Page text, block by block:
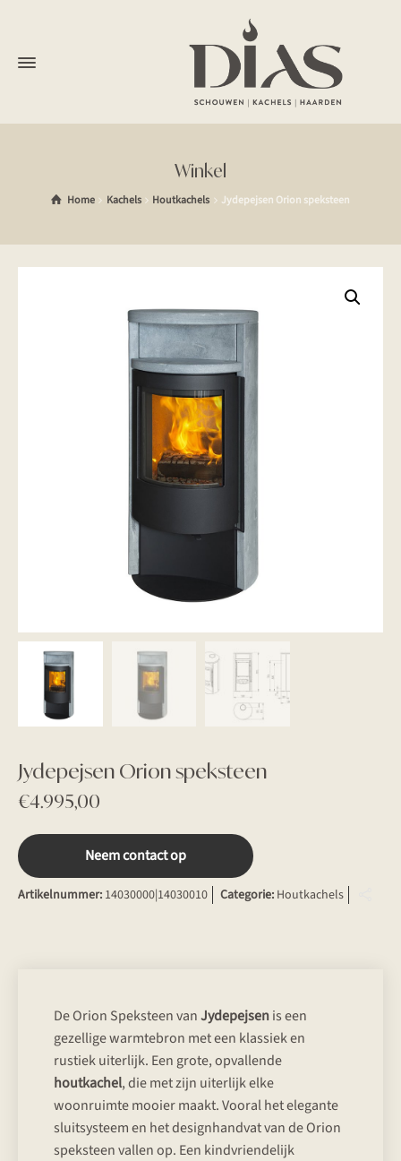
Winkel
Home Kachels Houtkachels Jydepejsen Orion speksteen
Jydepejsen Orion speksteen
€4.995,00
Neem contact op
Artikelnummer: 14030000|14030010 Categorie: Houtkachels
De Orion Speksteen vanJydepejsenis een
gezellige warmtebron met een klassiek en
rustiek uiterlijk. Een grote, opvallende
houtkachel, die met zijn uiterlijk elke
woonruimte mooier maakt. Vooral het elegante
sluitsysteem en het designhandvat van de Orion
speksteen vallen op. Een kindvriendelijk